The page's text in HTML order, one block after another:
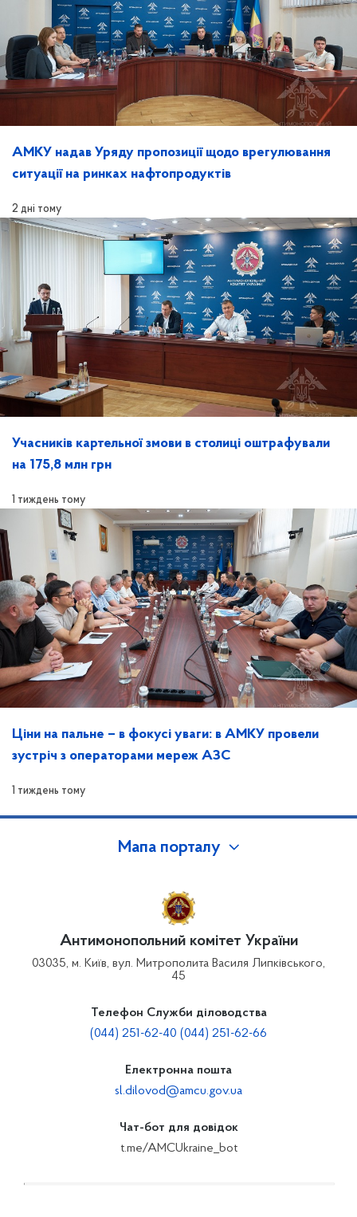
АМКУ надав Уряду пропозиції щодо врегулювання
ситуації на ринках нафтопродуктів
2 дні тому
Учасників картельної змови в столиці оштрафували
на 175,8 млн грн
1 тиждень тому
Ціни на пальне – в фокусі уваги: в АМКУ провели
зустріч з операторами мереж АЗС
1 тиждень тому
Мапа порталу
Антимонопольний комітет України
03035, м. Київ, вул. Митрополита Василя Липківського,
45
Телефон Служби діловодства
(044) 251-62-40 (044) 251-62-66
Електронна пошта
sl.dilovod@amcu.gov.ua
Чат-бот для довідок
t.me/AMCUkraine_bot